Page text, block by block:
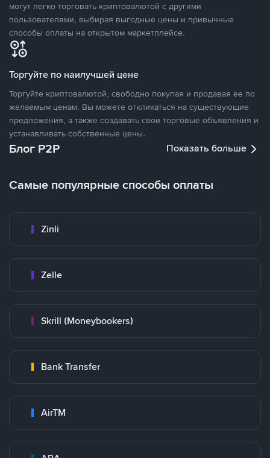
могут легко торговать криптовалютой с другими
пользователями, выбирая выгодные цены и привычные
способы оплаты на открытом маркетплейсе.
Торгуйте по наилучшей цене
Торгуйте криптовалютой, свободно покупая и продавая ее по
желаемым ценам. Вы можете откликаться на существующие
предложения, а также создавать свои торговые объявления и
устанавливать собственные цены.
Блог P2P Показать больше
Самые популярные способы оплаты
Zinli
Zelle
Skrill (Moneybookers)
Bank Transfer
AirTM